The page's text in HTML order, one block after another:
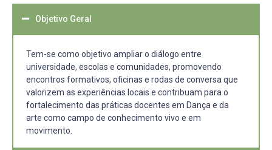
Objetivo Geral
Tem-se como objetivo ampliar o diálogo entre
universidade, escolas e comunidades, promovendo
encontros formativos, oficinas e rodas de conversa que
valorizem as experiências locais e contribuam para o
fortalecimento das práticas docentes em Dança e da
arte como campo de conhecimento vivo e em
movimento.